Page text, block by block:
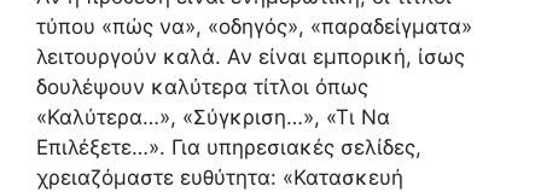
τύπου «πώς να», «οδηγός», «παραδείγματα»
λειτουργούν καλά. Αν είναι εμπορική, ίσως
δουλέψουν καλύτερα τίτλοι όπως
«Καλύτερα…», «Σύγκριση…», «Τι Να
Επιλέξετε…». Για υπηρεσιακές σελίδες,
χρειαζόμαστε ευθύτητα: «Κατασκευή